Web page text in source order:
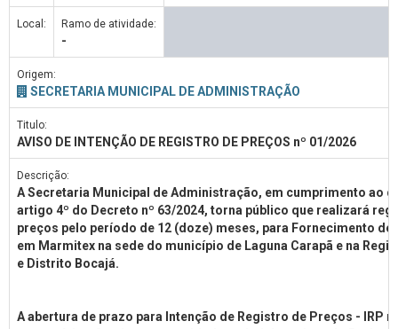
Local: Ramo de atividade:
-
Origem:
SECRETARIA MUNICIPAL DE ADMINISTRAÇÃO
Titulo:
AVISO DE INTENÇÃO DE REGISTRO DE PREÇOS nº 01/2026
Descrição:
A Secretaria Municipal de Administração, em cumprimento ao
artigo 4º do Decreto nº 63/2024, torna público que realizará
preços pelo período de 12 (doze) meses, para Fornecimento de
em Marmitex na sede do município de Laguna Carapã e na
e Distrito Bocajá.
A abertura de prazo para Intenção de Registro de Preços - IRP